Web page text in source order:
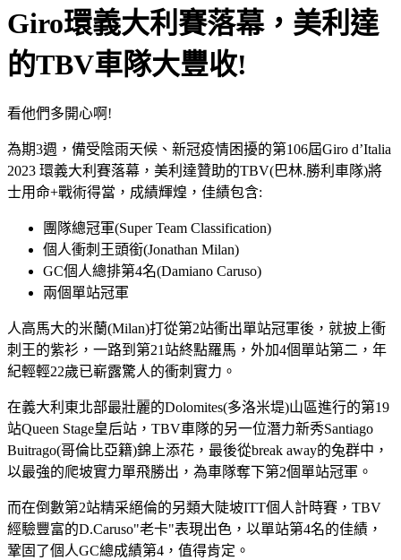
Giro環義大利賽落幕，美利達
的TBV車隊大豐收!
看他們多開心啊!
為期3週，備受陰雨天候、新冠疫情困擾的第106屆Giro d’Italia
2023 環義大利賽落幕，美利達贊助的TBV(巴林.勝利車隊)將
士用命+戰術得當，成績輝煌，佳績包含:
團隊總冠軍(Super Team Classification)
個人衝刺王頭銜(Jonathan Milan)
GC個人總排第4名(Damiano Caruso)
兩個單站冠軍
人高馬大的米蘭(Milan)打從第2站衝出單站冠軍後，就披上衝
刺王的紫衫，一路到第21站終點羅馬，外加4個單站第二，年
紀輕輕22歲已嶄露驚人的衝刺實力。
在義大利東北部最壯麗的Dolomites(多洛米堤)山區進行的第19
站Queen Stage皇后站，TBV車隊的另一位潛力新秀Santiago
Buitrago(哥倫比亞籍)錦上添花，最後從break away的兔群中，
以最強的爬坡實力單飛勝出，為車隊奪下第2個單站冠軍。
而在倒數第2站精采絕倫的另類大陡坡ITT個人計時賽，TBV
經驗豐富的D.Caruso"老卡"表現出色，以單站第4名的佳績，
鞏固了個人GC總成績第4，值得肯定。